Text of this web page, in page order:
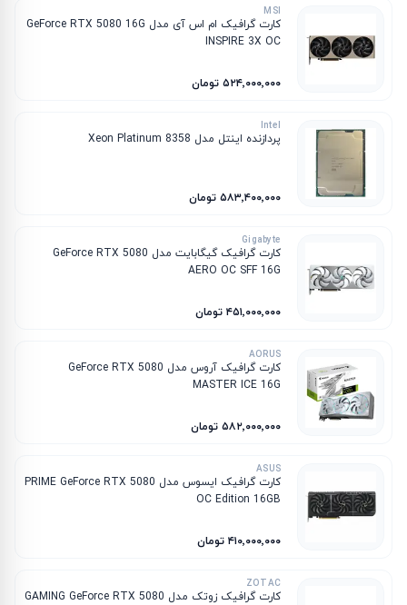
MSI
کارت گرافیک ام‌ اس‌ آی مدل GeForce RTX 5080 16G
INSPIRE 3X OC
۵۲۴٬۰۰۰٬۰۰۰ تومان
Intel
پردازنده اینتل مدل Xeon Platinum 8358
۵۸۳٬۴۰۰٬۰۰۰ تومان
Gigabyte
کارت گرافیک گیگابایت مدل GeForce RTX 5080
AERO OC SFF 16G
۴۵۱٬۰۰۰٬۰۰۰ تومان
AORUS
کارت گرافیک آروس مدل GeForce RTX 5080
MASTER ICE 16G
۵۸۲٬۰۰۰٬۰۰۰ تومان
ASUS
کارت گرافیک ایسوس مدل PRIME GeForce RTX 5080
OC Edition 16GB
۴۱۰٬۰۰۰٬۰۰۰ تومان
ZOTAC
کارت گرافیک زوتک مدل GAMING GeForce RTX 5080